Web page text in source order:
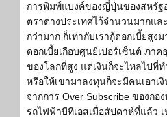
การพิมพ์แบงค์ของญี่ปุ่นของสหรัฐ
ตราต่างประเทศไว้จำนวนมากแล
กว่ามาก ก็เท่ากับเรากู้ดอกเบี้ยสูง
ดอกเบี้ยเกือบศูนย์เปอร์เซ็นต์ ภา
ของโลกที่สูง แต่เงินก็จะไหลไปที่
หรือให้เขามาลงทุนก็จะมีคนเอาเ
จากการ Over Subscribe ของก
รถไฟฟ้าบีทีเอสเมื่อสัปดาห์ที่แล้ว